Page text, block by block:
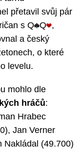
přetavil svůj pár
s Q Q ,
a český
o které
levelu.
mohlo dle
hráčů:
Hrabec
Jan Verner
Nakládal (49.700)